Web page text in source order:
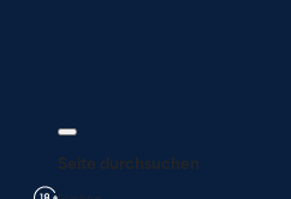
Seite durchsuchen